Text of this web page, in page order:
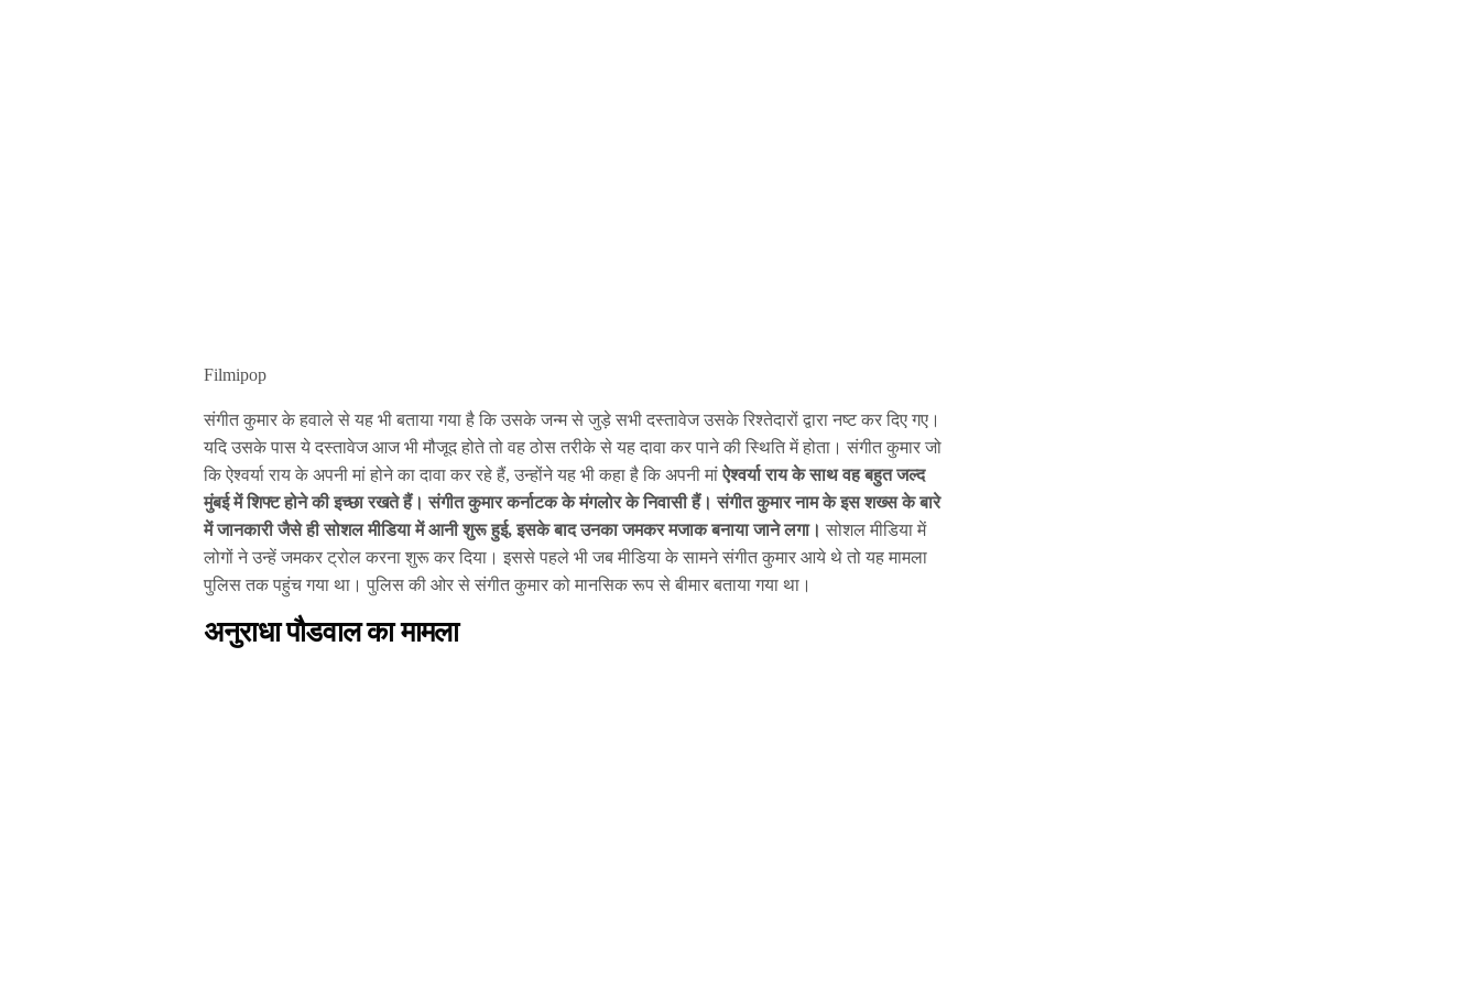
Filmipop
संगीत कुमार के हवाले से यह भी बताया गया है कि उसके जन्म से जुड़े सभी दस्तावेज उसके रिश्तेदारों द्वारा नष्ट कर दिए गए।
यदि उसके पास ये दस्तावेज आज भी मौजूद होते तो वह ठोस तरीके से यह दावा कर पाने की स्थिति में होता। संगीत कुमार जो
कि ऐश्वर्या राय के अपनी मां होने का दावा कर रहे हैं, उन्होंने यह भी कहा है कि अपनी मांऐश्वर्या राय के साथ वह बहुत जल्द
मुंबई में शिफ्ट होने की इच्छा रखते हैं। संगीत कुमार कर्नाटक के मंगलोर के निवासी हैं। संगीत कुमार नाम के इस शख्स के बारे
में जानकारी जैसे ही सोशल मीडिया में आनी शुरू हुई, इसके बाद उनका जमकर मजाक बनाया जाने लगा। सोशल मीडिया में
लोगों ने उन्हें जमकर ट्रोल करना शुरू कर दिया। इससे पहले भी जब मीडिया के सामने संगीत कुमार आये थे तो यह मामला
पुलिस तक पहुंच गया था। पुलिस की ओर से संगीत कुमार को मानसिक रूप से बीमार बताया गया था।
अनुराधा पौडवाल का मामला